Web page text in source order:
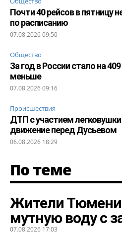
Почти 40 рейсов в пятницу
по расписанию
07.08.2026 09:50
Общество
За год в России стало на
меньше
07.08.2026 09:16
Происшествия
ДТП с участием
движение перед Дусьевом
06.08.2026 18:29
По теме
Жители
мутную воду с
07.08.2026 17:03